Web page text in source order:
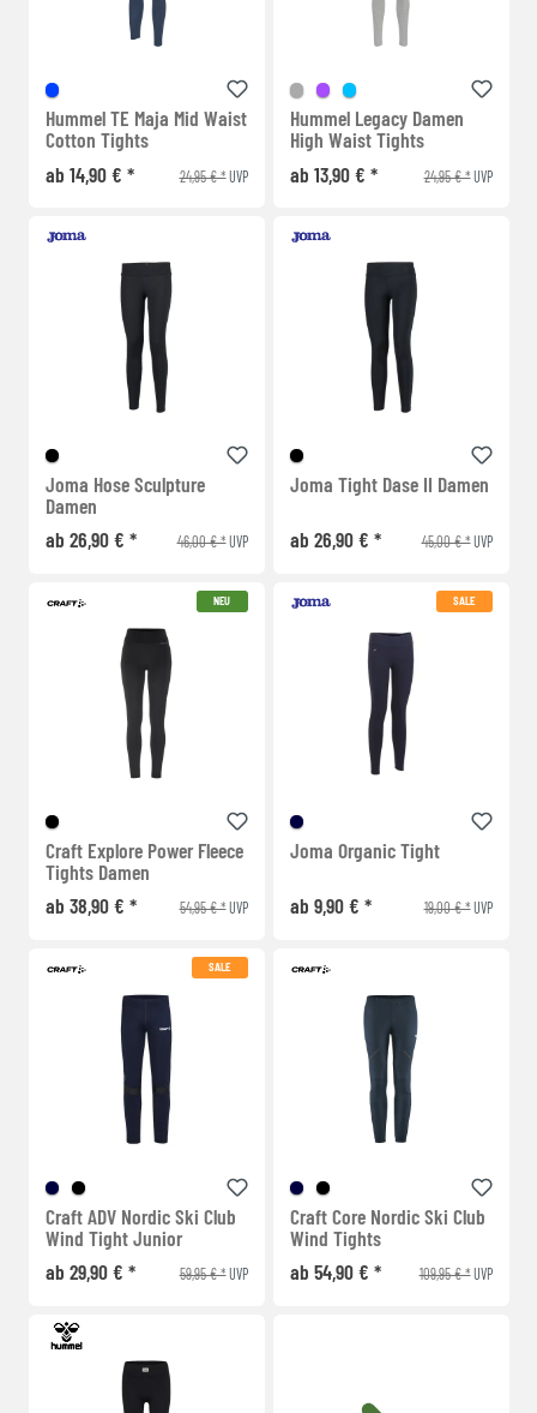
Hummel TE Maja Mid Waist
Cotton Tights
ab 14,90 € *
24,95 € *UVP
Hummel Legacy Damen
High Waist Tights
ab 13,90 € *
24,95 € *UVP
Joma Hose Sculpture
Damen
ab 26,90 € *
46,00 € *UVP
Joma Tight Dase II Damen
ab 26,90 € * 45,00 € *UVP
NEU
Craft Explore Power Fleece
Tights Damen
ab 38,90 € *
54,95 € *UVP
SALE
Joma Organic Tight
ab 9,90 € * 19,00 € *UVP
SALE
Craft ADV Nordic Ski Club
Wind Tight Junior
ab 29,90 € *
59,95 € *UVP
Craft Core Nordic Ski Club
Wind Tights
ab 54,90 € *
109,95 € *UVP